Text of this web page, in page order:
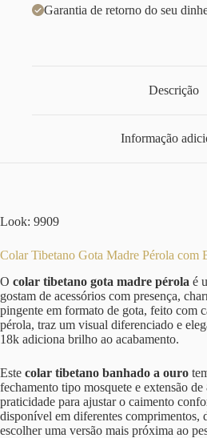
Garantia de retorno do seu
Descrição
Informação
Look: 9909
Colar Tibetano Gota Madre Pérola com
O colar tibetano gota madre pérola é
gostam de acessórios com presença,
pingente em formato de gota, feito com
pérola, traz um visual diferenciado e
18k adiciona brilho ao acabamento.
Este colar tibetano banhado a ouro
fechamento tipo mosquete e extensão
praticidade para ajustar o caimento
disponível em diferentes comprimentos,
escolher uma versão mais próxima ao